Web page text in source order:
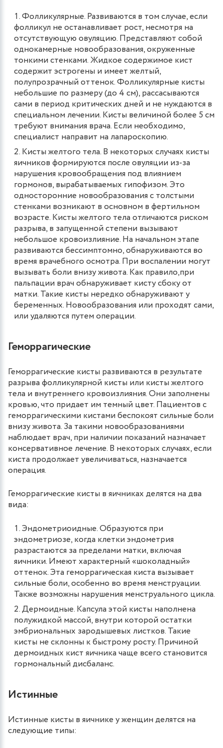
Фолликулярные. Развиваются в том случае, если
фолликул не останавливает рост, несмотря на
отсутствующую овуляцию. Представляют собой
однокамерные новообразования, окруженные
тонкими стенками. Жидкое содержимое кист
содержит эстрогены и имеет желтый,
полупрозрачный оттенок. Фолликулярные кисты
небольшие по размеру (до 4 см), рассасываются
сами в период критических дней и не нуждаются в
специальном лечении. Кисты величиной более 5 см
требуют внимания врача. Если необходимо,
специалист направит на лапароскопию.
Кисты желтого тела. В некоторых случаях кисты
яичников формируются после овуляции из-за
нарушения кровообращения под влиянием
гормонов, вырабатываемых гипофизом. Это
односторонние новообразования с толстыми
стенками возникают в основном в фертильном
возрасте. Кисты желтого тела отличаются риском
разрыва, в запущенной степени вызывают
небольшое кровоизлияние. На начальном этапе
развиваются бессимптомно, обнаруживаются во
время врачебного осмотра. При воспалении могут
вызывать боли внизу живота. Как правило,при
пальпации врач обнаруживает кисту сбоку от
матки. Такие кисты нередко обнаруживают у
беременных. Новообразования или проходят сами,
или удаляются путем операции.
Геморрагические
Геморрагические кисты развиваются в результате
разрыва фолликулярной кисты или кисты желтого
тела и внутреннего кровоизлияния. Они заполнены
кровью, что придает им темный цвет. Пациентов с
геморрагическими кистами беспокоят сильные боли
внизу живота. За такими новообразованиями
наблюдает врач, при наличии показаний назначает
консервативное лечение. В некоторых случаях, если
киста продолжает увеличиваться, назначается
операция.
Геморрагические кисты в яичниках делятся на два
вида:
Эндометриоидные. Образуются при
эндометриозе, когда клетки эндометрия
разрастаются за пределами матки, включая
яичники. Имеют характерный «шоколадный»
оттенок. Эта геморрагическая киста вызывает
сильные боли, особенно во время менструации.
Также возможны нарушения менструального цикла.
Дермоидные. Капсула этой кисты наполнена
полужидкой массой, внутри которой остатки
эмбриональных зародышевых листков. Такие
кисты не склонны к быстрому росту. Причиной
дермоидных кист яичника чаще всего становится
гормональный дисбаланс.
Истинные
Истинные кисты в яичнике у женщин делятся на
следующие типы: